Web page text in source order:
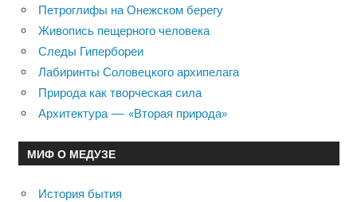
Петроглифы на Онежском берегу
Живопись пещерного человека
Следы Гипербореи
Лабиринты Соловецкого архипелага
Природа как творческая сила
Архитектура — «Вторая природа»
МИФ О МЕДУЗЕ
История бытия